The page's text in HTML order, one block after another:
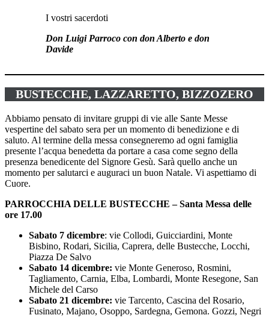
I vostri sacerdoti
Don Luigi Parroco con don Alberto e don
Davide
BUSTECCHE, LAZZARETTO, BIZZOZERO
Abbiamo pensato di invitare gruppi di vie alle Sante Messe
vespertine del sabato sera per un momento di benedizione e di
saluto. Al termine della messa consegneremo ad ogni famiglia
presente l’acqua benedetta da portare a casa come segno della
presenza benedicente del Signore Gesù. Sarà quello anche un
momento per salutarci e auguraci un buon Natale. Vi aspettiamo di
Cuore.
PARROCCHIA DELLE BUSTECCHE– Santa Messa delle
ore 17.00
Sabato 7 dicembre: vie Collodi, Guicciardini, Monte
Bisbino, Rodari, Sicilia, Caprera, delle Bustecche, Locchi,
Piazza De Salvo
Sabato 14 dicembre: vie Monte Generoso, Rosmini,
Tagliamento, Carnia, Elba, Lombardi, Monte Resegone, San
Michele del Carso
Sabato 21 dicembre: vie Tarcento, Cascina del Rosario,
Fusinato, Majano, Osoppo, Sardegna, Gemona. Gozzi, Negri